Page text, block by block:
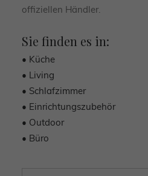
offiziellen Händler.
Sie finden es in:
• Küche
• Living
• Schlafzimmer
• Einrichtungszubehör
• Outdoor
• Büro